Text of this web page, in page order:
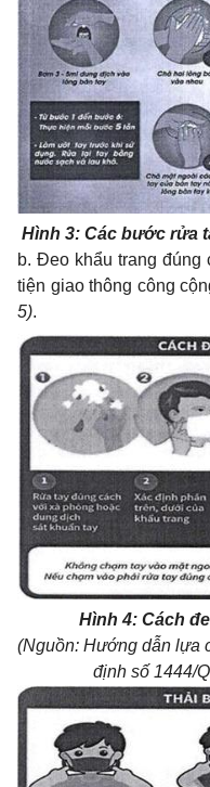
Hình 3: Các bước rửa
b. Đeo khẩu trang
tiện giao thông công
5).
Hình 4: Cách
(Nguồn: Hướng dẫn lựa
định số 1444/